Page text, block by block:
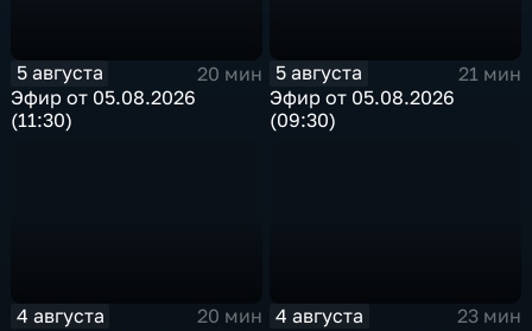
5 августа
20 мин
Эфир от 05.08.2026
(11:30)
5 августа
21 мин
Эфир от 05.08.2026
(09:30)
4 августа
20 мин
4 августа
23 мин